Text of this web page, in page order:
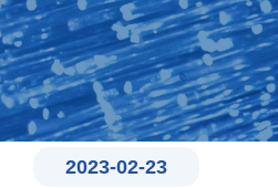
2023-02-23